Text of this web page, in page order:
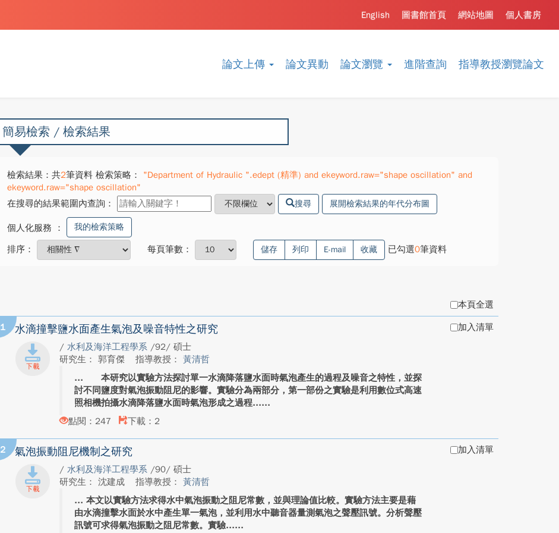
論文上傳 論文異動 論文瀏覽 進階查詢 指導教授瀏覽論文
個人書房
網站地圖
圖書館首頁
English
簡易檢索 / 檢索結果
檢索結果：共2筆資料 檢索策略：
"Department of Hydraulic ".edept (精準) and ekeyword.raw="shape oscillation" and
ekeyword.raw="shape oscillation"
在搜尋的結果範圍內查詢：
搜尋 展開檢索結果的年代分布圖
個人化服務 ： 我的檢索策略
排序： 每頁筆數： 儲存 列印 E-mail 收藏 已勾選0筆資料
本頁全選
1 水滴撞擊鹽水面產生氣泡及噪音特性之研究
/ 水利及海洋工程學系 /92/ 碩士
研究生： 郭育傑
指導教授： 黃清哲
本研究以實驗方法探討單一水滴降落鹽水面時氣泡產生的過程及噪音之特性，並探
討不同鹽度對氣泡振動阻尼的影響。實驗分為兩部分，第一部份之實驗是利用數位式高速
照相機拍攝水滴降落鹽水面時氣泡形成之過程...
點閱：247
下載：2
加入清單
2 氣泡振動阻尼機制之研究
/ 水利及海洋工程學系 /90/ 碩士
研究生： 沈建成
指導教授： 黃清哲
本文以實驗方法求得水中氣泡振動之阻尼常數，並與理論值比較。實驗方法主要是藉
由水滴撞擊水面於水中產生單一氣泡，並利用水中聽音器量測氣泡之聲壓訊號。分析聲壓
訊號可求得氣泡振動之阻尼常數。實驗...
加入清單